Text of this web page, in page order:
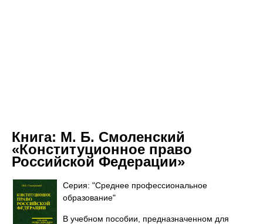
Книга: М. Б. Смоленский
«Конституционное право
Российской Федерации»
Серия: "Среднее профессиональное
образование"
В учебном пособии, предназначенном для